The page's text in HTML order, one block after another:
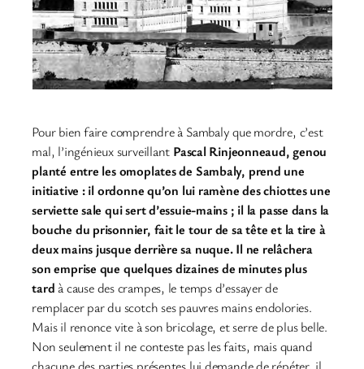
Pour bien faire comprendre à Sambaly que mordre, c’est
mal, l’ingénieux surveillant Pascal Rinjeonneaud, genou
planté entre les omoplates de Sambaly, prend une
initiative : il ordonne qu’on lui ramène des chiottes une
serviette sale qui sert d’essuie-mains ; il la passe dans la
bouche du prisonnier, fait le tour de sa tête et la tire à
deux mains jusque derrière sa nuque. Il ne relâchera
son emprise que quelques dizaines de minutes plus
tardà cause des crampes, le temps d’essayer de
remplacer par du scotch ses pauvres mains endolories.
Mais il renonce vite à son bricolage, et serre de plus belle.
Non seulement il ne conteste pas les faits, mais quand